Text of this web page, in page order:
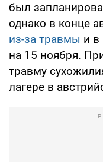
был
однако в конце
из-за травмы и в
на 15 ноября.
травму
лагере в